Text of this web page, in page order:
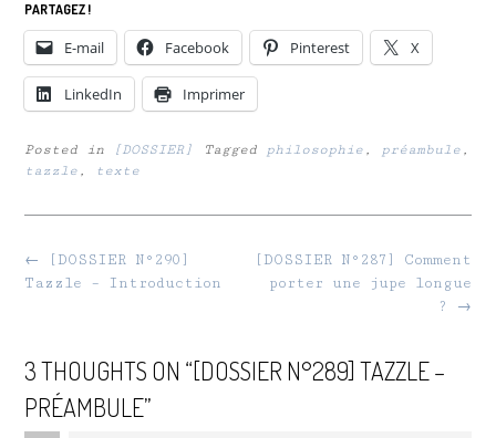
PARTAGEZ !
E-mail Facebook Pinterest X
LinkedIn Imprimer
Posted in [DOSSIER] Tagged philosophie , préambule ,
tazzle , texte
Post
navigation
[DOSSIER N°287] Comment
porter une jupe longue
?
→
←
[DOSSIER N°290]
Tazzle – Introduction
3 THOUGHTS ON “[DOSSIER N°289] TAZZLE –
PRÉAMBULE”